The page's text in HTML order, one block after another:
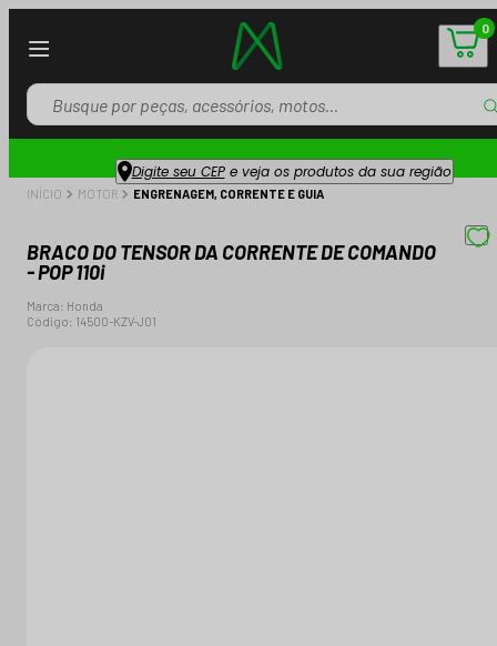
0
Digite seu CEPe veja os produtos da sua região
INÍCIO MOTOR ENGRENAGEM, CORRENTE E GUIA
BRACO DO TENSOR DA CORRENTE DE COMANDO
- POP 110i
Marca: Honda
Código: 14500-KZV-J01